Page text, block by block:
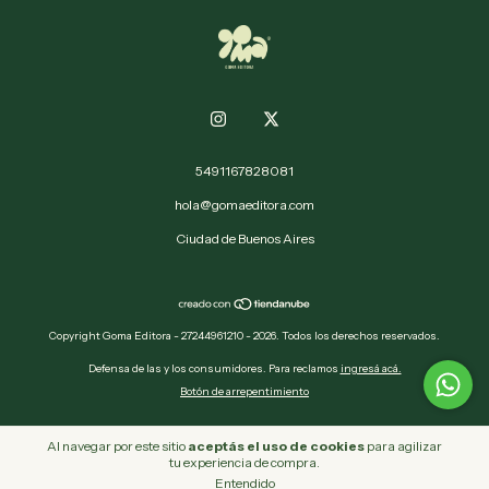
Al navegar por este sitio aceptás el uso de cookies para agilizar
tu experiencia de compra.
Entendido
5491167828081
hola@gomaeditora.com
Ciudad de Buenos Aires
Copyright Goma Editora - 27244961210 - 2026. Todos los derechos reservados.
Defensa de las y los consumidores. Para reclamos ingresá acá.
Botón de arrepentimiento